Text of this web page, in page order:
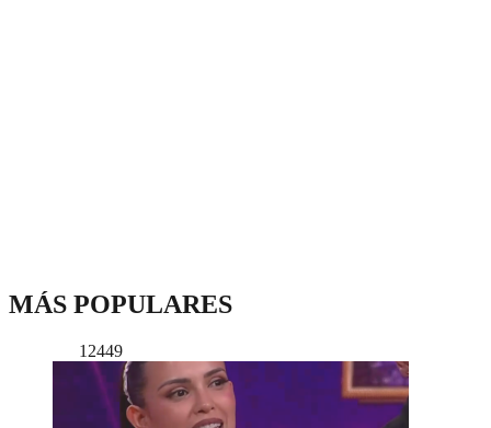
MÁS POPULARES
12449